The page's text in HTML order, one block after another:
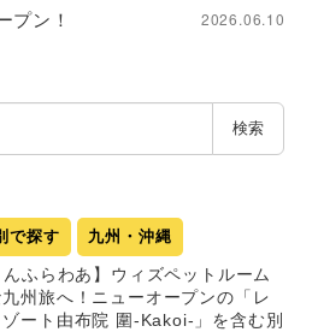
プン！
2026.06.10
検索
で探す 九州・沖縄
んふらわあ】ウィズペットルーム
州旅へ！ニューオープンの「レ
ート由布院 圍-Kakoi-」を含む別